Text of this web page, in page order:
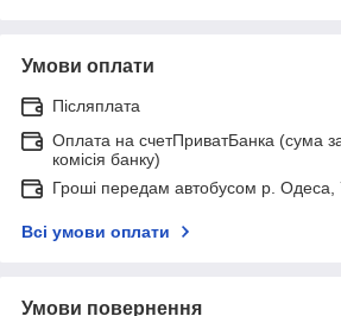
Умови оплати
Післяплата
Оплата на счетПриватБанка (сума
комісія банку)
Гроші передам автобусом р. Одеса,
Всі умови оплати
Умови повернення